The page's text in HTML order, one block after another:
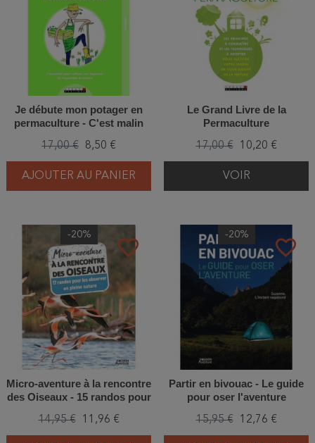
Je débute mon potager en
permaculture - C'est malin
17,00 € 8,50 €
AJOUTER AU PANIER
Le Grand Livre de la
Permaculture
17,00 € 10,20 €
VOIR
favorite_border
-20%
Micro-aventure à la rencontre
des Oiseaux - 15 randos pour
14,95 € 11,96 €
favorite_border
-20%
Partir en bivouac - Le guide
pour oser l'aventure
15,95 € 12,76 €